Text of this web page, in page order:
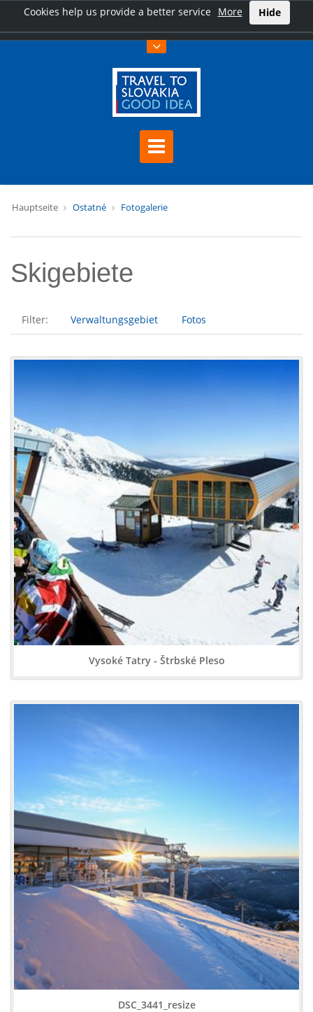
Cookies help us provide a better service More Hide
Hauptseite Ostatné Fotogalerie
Skigebiete
Filter: Verwaltungsgebiet Fotos
Vysoké Tatry - Štrbské Pleso
DSC_3441_resize